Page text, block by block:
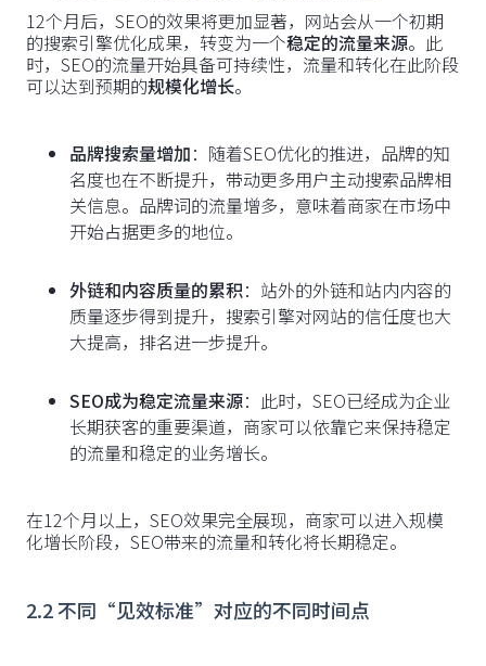
12个月后，SEO的效果将更加显著，网站会从一个初期
的搜索引擎优化成果，转变为一个稳定的流量来源。此
时，SEO的流量开始具备可持续性，流量和转化在此阶段
可以达到预期的规模化增长。
品牌搜索量增加：随着SEO优化的推进，品牌的知
名度也在不断提升，带动更多用户主动搜索品牌相
关信息。品牌词的流量增多，意味着商家在市场中
开始占据更多的地位。
外链和内容质量的累积：站外的外链和站内内容的
质量逐步得到提升，搜索引擎对网站的信任度也大
大提高，排名进一步提升。
SEO成为稳定流量来源：此时，SEO已经成为企业
长期获客的重要渠道，商家可以依靠它来保持稳定
的流量和稳定的业务增长。
在12个月以上，SEO效果完全展现，商家可以进入规模
化增长阶段，SEO带来的流量和转化将长期稳定。
2.2 不同“见效标准”对应的不同时间点